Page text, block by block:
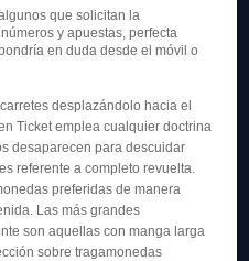
que solicitan la
y apuestas, perfecta
en duda desde el móvil o
desplazándolo hacia el
Ticket emplea cualquier doctrina
desaparecen para descuidar
referente a completo revuelta.
preferidas de manera
Las más grandes
son aquellas con manga larga
sobre tragamonedas